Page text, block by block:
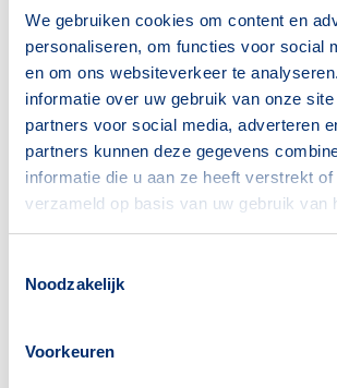
We gebruiken cookies om content en
personaliseren, om functies voor social
en om ons websiteverkeer te
informatie over uw gebruik van onze
partners voor social media, adverteren
partners kunnen deze gegevens
informatie die u aan ze heeft verstrekt
verzameld op basis van uw gebruik van
Noodzakelijk
Voorkeuren
Voorzieningen in De
Deze wijk heeft het allemaal voor
er:
Scholen
Restaurants